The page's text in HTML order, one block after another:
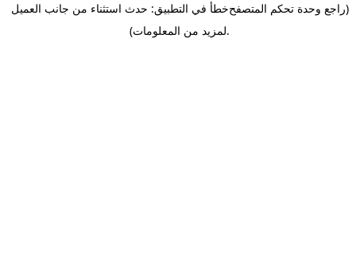
خطأ في التطبيق: حدث استثناء من جانب العميل(راجع وحدة تحكم المتصفح
لمزيد من المعلومات).